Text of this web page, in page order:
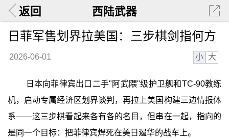
返回 西陆武器
日菲军售划界拉美国：三步棋剑指何方
2026-06-01 小 大
日本向菲律宾出口二手"阿武隈"级护卫舰和TC-90教练
机，启动专属经济区划界谈判，再拉上美国构建三边情报体
系——这三步棋看起来各有各的名目，但串在一起，指向的
是同一个目标：把菲律宾焊死在美日遏华的战车上。